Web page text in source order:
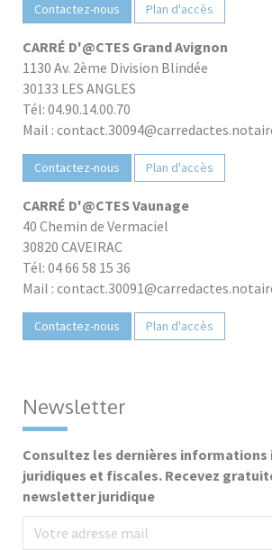
Contactez-nous Plan d'accès
CARRÉ D'@CTES Grand Avignon
1130 Av. 2ème Division Blindée
30133 LES ANGLES
Tél: 04.90.14.00.70
Mail :
Contactez-nous Plan d'accès
CARRÉ D'@CTES Vaunage
40 Chemin de Vermaciel
30820 CAVEIRAC
Tél: 04 66 58 15 36
Mail :
Contactez-nous Plan d'accès
Newsletter
Consultez les dernières
juridiques et fiscales. Recevez
newsletter juridique